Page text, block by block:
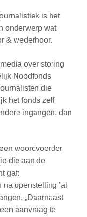
is het
onderwerp wat
& wederhoor.
over storing
Noodfonds
die
het fonds zelf
ingangen, dan
woordvoerder
die aan de
gaf:
openstelling ’al
„Daarnaast
aanvraag te